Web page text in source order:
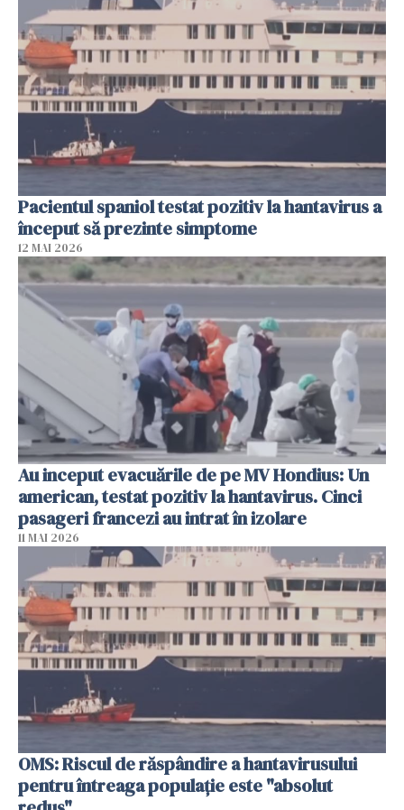
Pacientul spaniol testat pozitiv la hantavirus a
început să prezinte simptome
12 MAI 2026
Au inceput evacuările de pe MV Hondius: Un
american, testat pozitiv la hantavirus. Cinci
pasageri francezi au intrat în izolare
11 MAI 2026
OMS: Riscul de răspândire a hantavirusului
pentru întreaga populaţie este "absolut